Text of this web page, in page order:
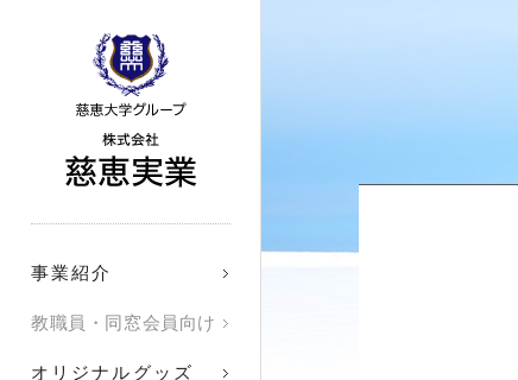
事業紹介
教職員・同窓会員向け
オリジナルグッズ